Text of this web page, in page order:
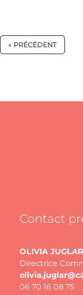
« PRÉCÉDENT
Contact
OLIVIA JUGLAR
Directrice
06 70 16 08 75